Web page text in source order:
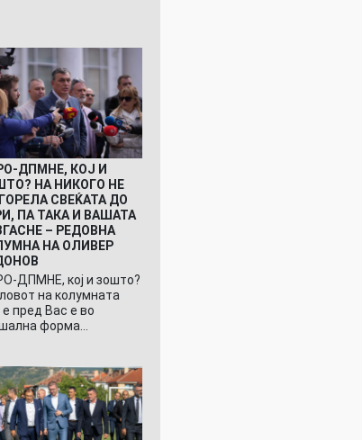
ДПМНЕ, КОЈ И
НА НИКОГО НЕ
СВЕЌАТА ДО
ПА ТАКА И ВАШАТА
– РЕДОВНА
НА ОЛИВЕР
ДПМНЕ, кој и зошто?
на колумната
е пред Вас е во
форма…